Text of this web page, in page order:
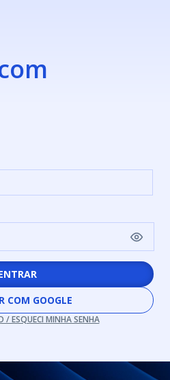
COM GOOGLE
/ ESQUECI MINHA SENHA